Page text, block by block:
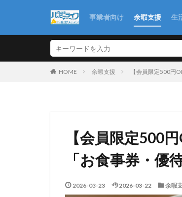
事業者向け 余暇支援 生
HOME 余暇支援 【会員限定500円
【会員限定500
「お食事券・優
2026-03-23 2026-03-22 余暇